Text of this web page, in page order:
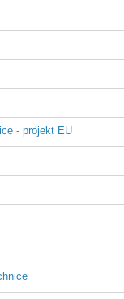
- projekt EU